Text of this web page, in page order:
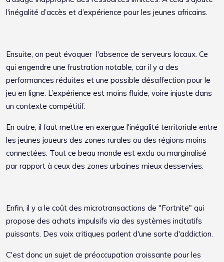
l'inégalité d’accès et d’expérience pour les jeunes africains.
Ensuite, on peut évoquer l'absence de serveurs locaux. Ce
qui engendre une frustration notable, car il y a des
performances réduites et une possible désaffection pour le
jeu en ligne. L’expérience est moins fluide, voire injuste dans
un contexte compétitif.
En outre, il faut mettre en exergue l'inégalité territoriale entre
les jeunes joueurs des zones rurales ou des régions moins
connectées. Tout ce beau monde est exclu ou marginalisé
par rapport à ceux des zones urbaines mieux desservies.
Enfin, il y a le coût des microtransactions de "Fortnite" qui
propose des achats impulsifs via des systèmes incitatifs
puissants. Des voix critiques parlent d'une sorte d'addiction.
C'est donc un sujet de préoccupation croissante pour les